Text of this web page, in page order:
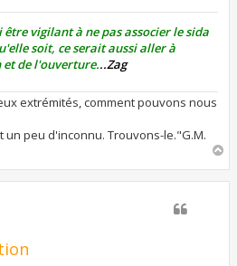
vigilant à ne pas associer le sida
soit, ce serait aussi aller à
de l'ouverture...Zag
extrémités, comment pouvons nous
un peu d'inconnu. Trouvons-le."G.M.
u